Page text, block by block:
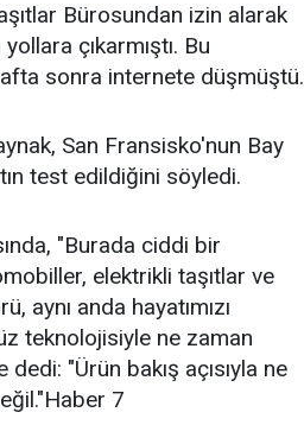
Bürosundan izin alarak
çıkarmıştı. Bu
sonra internete düşmüştü.
San Fransisko'nun Bay
test edildiğini söyledi.
"Burada ciddi bir
elektrikli taşıtlar ve
aynı anda hayatımızı
teknolojisiyle ne zaman
"Ürün bakış açısıyla ne
7